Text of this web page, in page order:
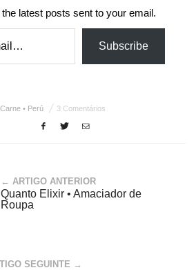
latest posts sent to your email.
Subscribe
Carne • Perú 3 Comentários
← ARTIGO ANTERIOR
Quanto Elixir • Amaciador de
Roupa
SEGUINTE →